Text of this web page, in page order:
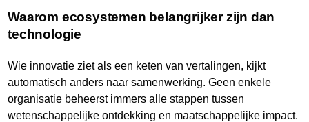
Waarom ecosystemen belangrijker zijn dan
technologie
Wie innovatie ziet als een keten van vertalingen, kijkt
automatisch anders naar samenwerking. Geen enkele
organisatie beheerst immers alle stappen tussen
wetenschappelijke ontdekking en maatschappelijke impact.